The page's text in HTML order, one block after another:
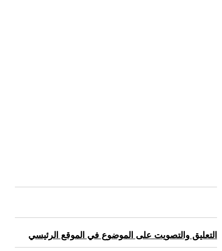
التعليق والتصويت على الموضوع في الموقع الرئيسي